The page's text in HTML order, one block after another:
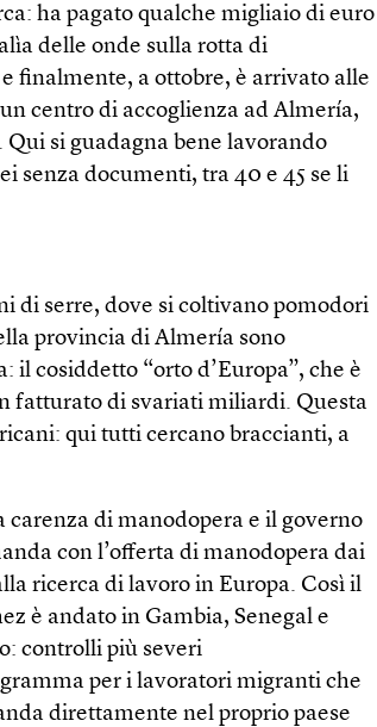
ha pagato qualche migliaio di euro
delle onde sulla rotta di
finalmente, a ottobre, è arrivato alle
centro di accoglienza ad Almería,
si guadagna bene lavorando
senza documenti, tra 40 e 45 se li
di serre, dove si coltivano pomodori
provincia di Almería sono
il cosiddetto “orto d’Europa”, che è
fatturato di svariati miliardi. Questa
qui tutti cercano braccianti, a
carenza di manodopera e il governo
con l’offerta di manodopera dai
ricerca di lavoro in Europa. Così il
è andato in Gambia, Senegal e
controlli più severi
per i lavoratori migranti che
direttamente nel proprio paese